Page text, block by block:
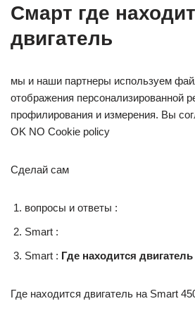
Смарт где
двигатель
мы и наши партнеры используем
отображения персонализированной
профилирования и измерения. Вы
OK NO Cookie policy
Сделай сам
вопросы и ответы :
Smart :
Smart : Где находится
Где находится двигатель на Smart